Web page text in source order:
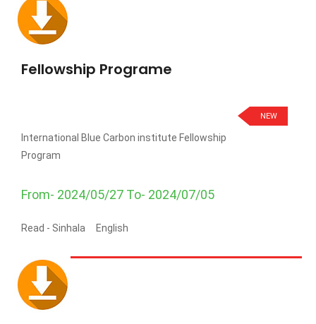
Fellowship Programe
NEW
International Blue Carbon institute Fellowship
Program
From- 2024/05/27 To- 2024/07/05
Read - Sinhala English